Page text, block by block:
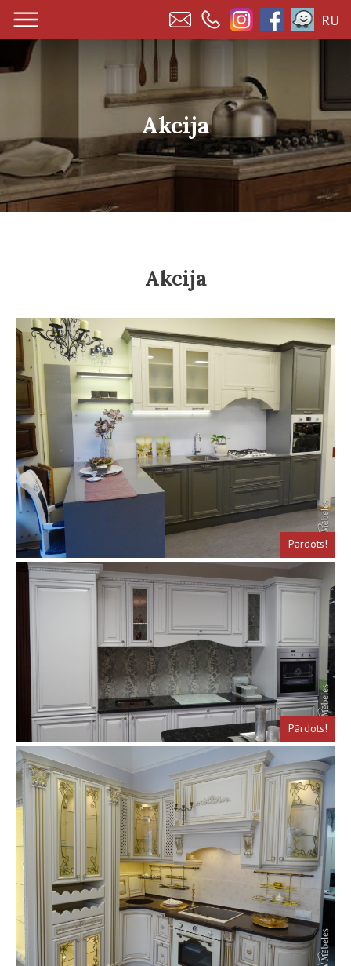
RU
Akcija
Akcija
Pārdots!
Pārdots!